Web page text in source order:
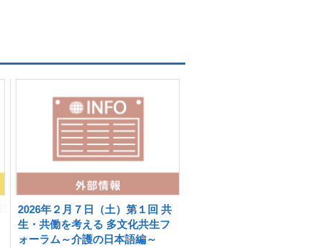
2026年２月７日（土）第１回 共
生・共働を考える 多文化共生フ
ォーラム～介護の日本語編～